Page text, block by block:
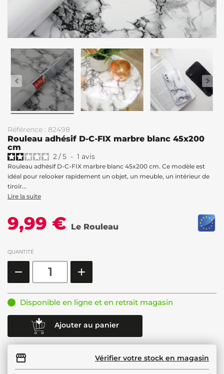
Référence : 82498
Rouleau adhésif D-C-FIX marbre blanc 45x200
cm
2/5 - 1 avis
Rouleau adhésif D-C-FIX marbre blanc 45x200 cm. Ce modèle est
idéal pour relooker rapidement un objet, un meuble, un intérieur de
tiroir...
Lire la suite
9,99 € Le Rouleau
QUANTITÉ
Disponible en ligne et en retrait magasin
Ajouter au panier
Vérifier votre stock en magasin